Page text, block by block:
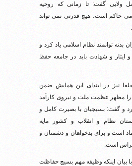
ولایی گفت: تا زمانی که روحیه
حاکم است، هیچ قدرتی نمی تواند
بدنه توانمند نظام اسلامی یاد کرد و
ایثار و شهادت باید در جامعه حفظ
نیز در ابتدای این همایش ضمن
را مظهر عظمت ملت و نیروی کارآمد
و گفت: بسیجیان با بصیرت کامل و
نظام و انقلاب و کشور مایه
است و برای بدخواهان و دشمنان و
هراس است.
بیان اینکه وظیفه مهم بسیج حفاظت